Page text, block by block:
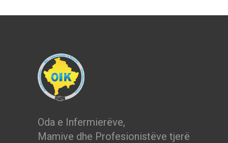
Oda e Infermierëve,
Mamive dhe Profesionistëve tjerë